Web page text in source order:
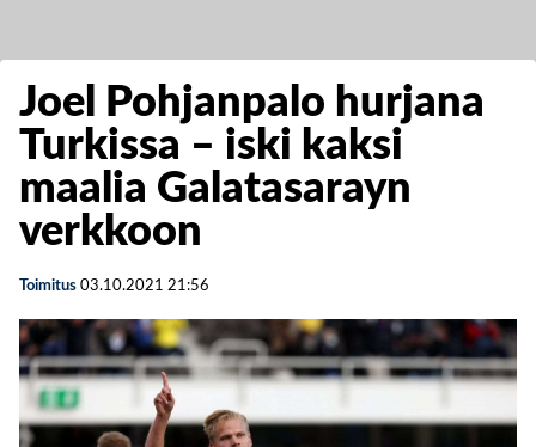
Joel Pohjanpalo hurjana
Turkissa – iski kaksi
maalia Galatasarayn
verkkoon
Toimitus 03.10.2021 21:56